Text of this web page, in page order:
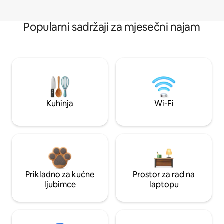
Popularni sadržaji za mjesečni najam
Kuhinja Wi-Fi
Prikladno za kućne
ljubimce
Prostor za rad na
laptopu